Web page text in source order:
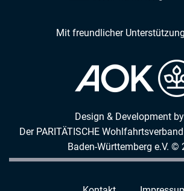
Mit freundlicher
Design & Development by
Der PARITÄTISCHE
Baden-Württemberg e.V. ©